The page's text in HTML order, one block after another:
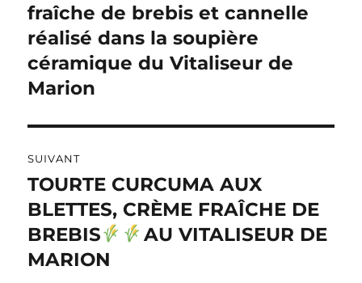
T
V
E
l’article
précédente :
fraîche de brebis et cannelle
réalisé dans la soupière
céramique du Vitaliseur de
Marion
SUIVANT
Publication
suivante :
TOURTE CURCUMA AUX
BLETTES, CRÈME FRAÎCHE DE
BREBIS
AU VITALISEUR DE
MARION